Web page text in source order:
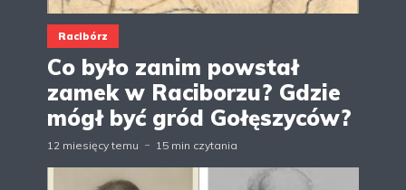
Racibórz
Co było zanim powstał
zamek w Raciborzu? Gdzie
mógł być gród Gołęszyców?
12 miesięcy temu 15 min czytania